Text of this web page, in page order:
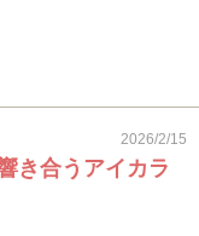
2026/2/15
き合うアイカラ